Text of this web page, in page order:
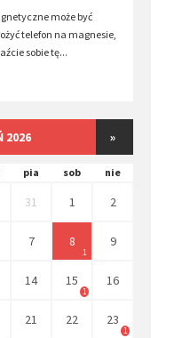
może być
telefon na magnesie,
sobie tę...
2026 »
pia sob nie
31 1 2
7 8
1
9
14 15
1
16
21 22 23
1